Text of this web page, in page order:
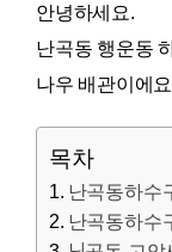
안녕하세요.
난곡동 행운동
나우 배관이에
목차
난곡동하수
난곡동하수